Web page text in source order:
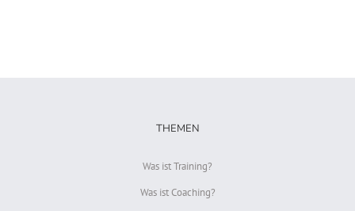
THEMEN
Was ist Training?
Was ist Coaching?